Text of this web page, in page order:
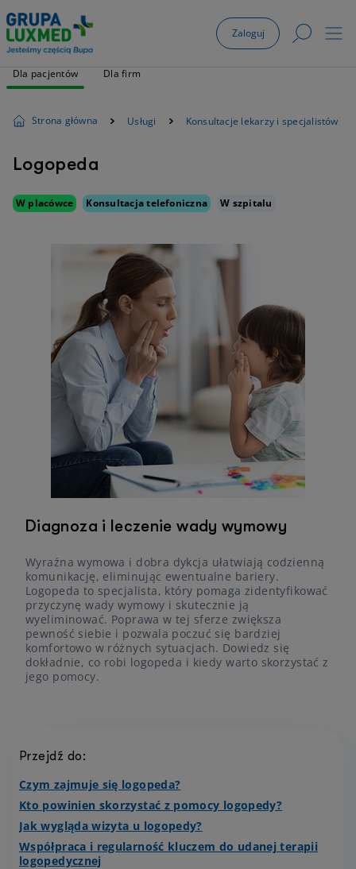
Zaloguj
Dla pacjentów Dla firm
Strona główna Usługi Konsultacje lekarzy i specjalistów
Logopeda
W placówce Konsultacja telefoniczna W szpitalu
Diagnoza i leczenie wady wymowy
Wyraźna wymowa i dobra dykcja ułatwiają codzienną
komunikację, eliminując ewentualne bariery.
Logopeda to specjalista, który pomaga zidentyfikować
przyczynę wady wymowy i skutecznie ją
wyeliminować. Poprawa w tej sferze zwiększa
pewność siebie i pozwala poczuć się bardziej
komfortowo w różnych sytuacjach. Dowiedz się
dokładnie, co robi logopeda i kiedy warto skorzystać z
jego pomocy.
Przejdź do:
Czym zajmuje się logopeda?
Kto powinien skorzystać z pomocy logopedy?
Jak wygląda wizyta u logopedy?
Współpraca i regularność kluczem do udanej terapii
logopedycznej